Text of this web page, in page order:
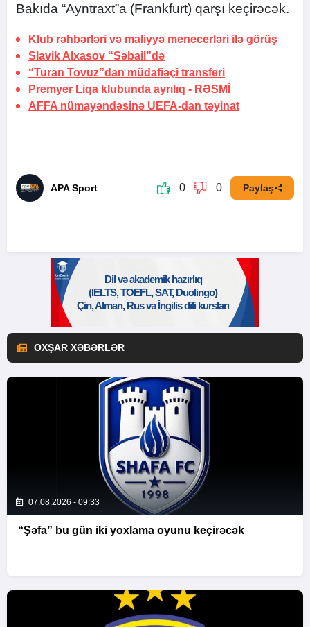
Bakıda “Ayntraxt”a (Frankfurt) qarşı keçirəcək.
Klub rəhbərləri və maliyyə menecerləri ilə görüş
Slavik Alxasov “Səbail”də
“Turan Tovuz”dan müdafiəçi transferi
Premyer Liqa klubunda ayrılıq - RƏSMİ
AFFA nümayəndəsinə UEFA-dan təyinat
APA Sport 0 0 Paylaş
OXŞAR XƏBƏRLƏR
07.08.2026 - 09:33
“Şəfa” bu gün iki yoxlama oyunu keçirəcək